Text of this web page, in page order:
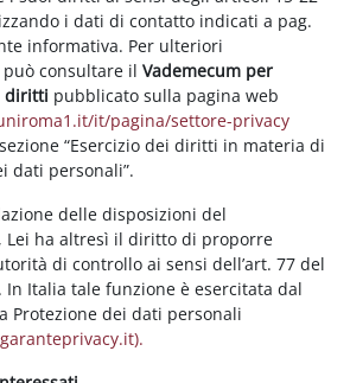
i dati di contatto indicati a pag.
informativa. Per ulteriori
consultare ilVademecum per
diritti pubblicato sulla pagina web
it/pagina/settore-privacy
“Esercizio dei diritti in materia di
dati personali”.
delle disposizioni del
Lei ha altresì il diritto di proporre
di controllo ai sensi dell’art. 77 del
In Italia tale funzione è esercitata dal
Protezione dei dati personali